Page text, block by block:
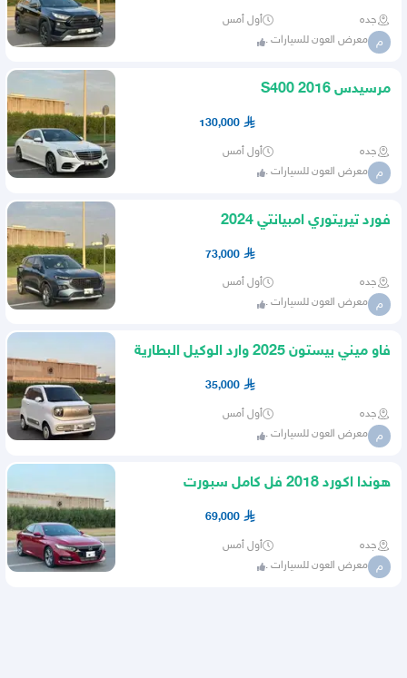
جده أول أمس
م معرض العون للسيارات .
مرسيدس S400 2016
130,000
جده أول أمس
م معرض العون للسيارات .
فورد تيريتوري امبيانتي 2024
73,000
جده أول أمس
م معرض العون للسيارات .
فاو ميني بيستون 2025 وارد الوكيل البطارية
35,000
جده أول أمس
م معرض العون للسيارات .
هوندا اكورد 2018 فل كامل سبورت
69,000
جده أول أمس
م معرض العون للسيارات .